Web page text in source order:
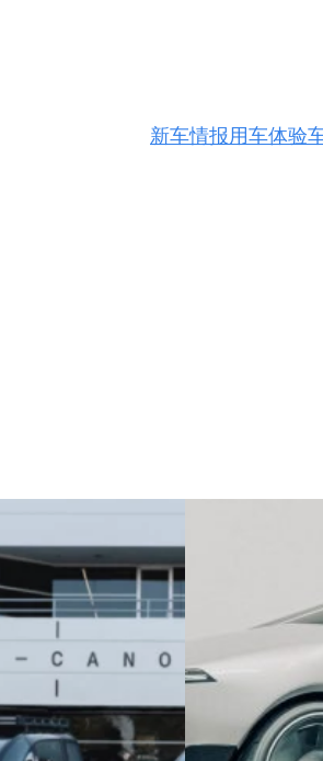
新车情报用车体验